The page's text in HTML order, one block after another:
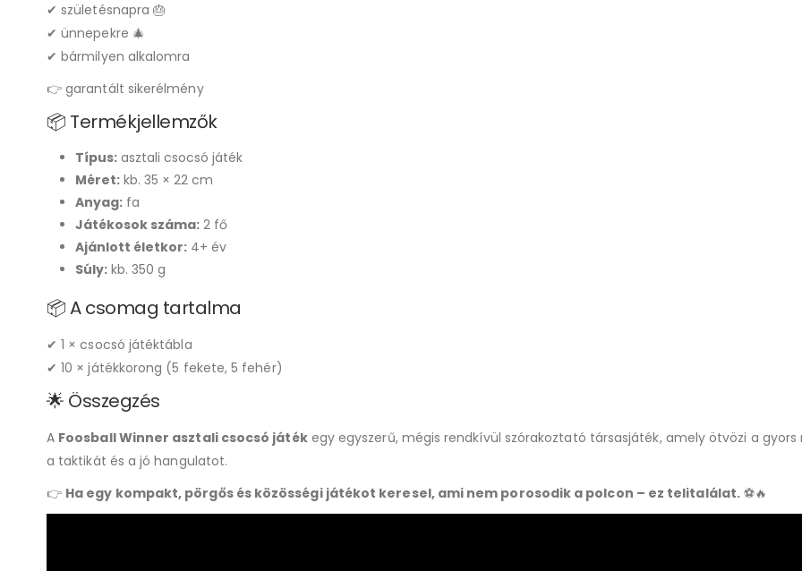
✔ születésnapra 🎂
✔ ünnepekre 🎄
✔ bármilyen alkalomra
👉 garantált sikerélmény
📦 Termékjellemzők
Típus: asztali csocsó játék
Méret: kb. 35 × 22 cm
Anyag: fa
Játékosok száma: 2 fő
Ajánlott életkor: 4+ év
Súly: kb. 350 g
📦 A csomag tartalma
✔ 1 × csocsó játéktábla
✔ 10 × játékkorong (5 fekete, 5 fehér)
🌟 Összegzés
A Foosball Winner asztali csocsó játékegy egyszerű, mégis rendkívül szórakoztató társasjáték, amely ötvözi a gyors
a taktikát és a jó hangulatot.
👉 Ha egy kompakt, pörgős és közösségi játékot keresel, ami nem porosodik a polcon – ez telitalálat.⚽🔥